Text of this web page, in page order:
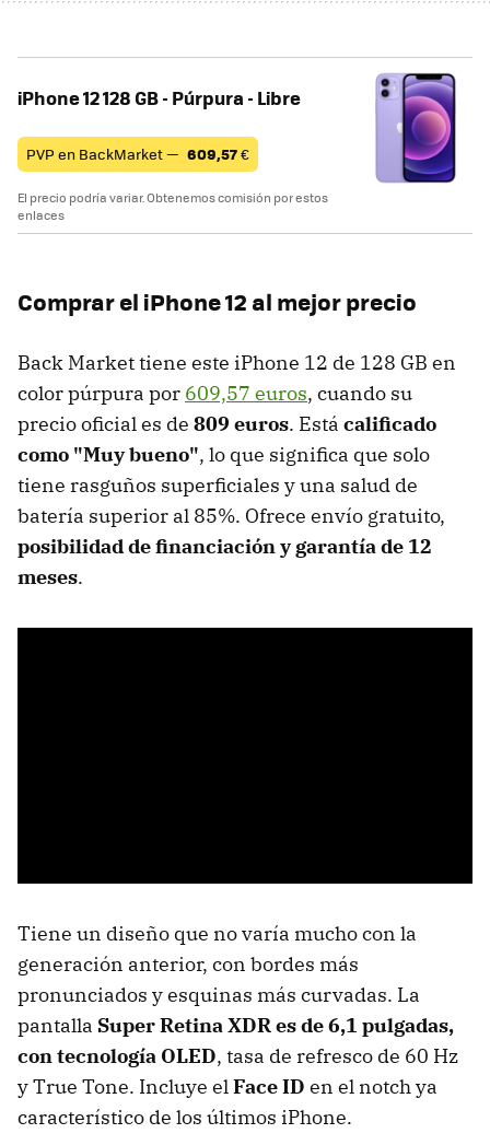
iPhone 12 128 GB - Púrpura - Libre
PVP en BackMarket — 609,57€
El precio podría variar. Obtenemos comisión por estos
enlaces
Comprar el iPhone 12 al mejor precio
Back Market tiene este iPhone 12 de 128 GB en
color púrpura por 609,57 euros, cuando su
precio oficial es de 809 euros. Está calificado
como "Muy bueno", lo que significa que solo
tiene rasguños superficiales y una salud de
batería superior al 85%. Ofrece envío gratuito,
posibilidad de financiación y garantía de 12
meses.
Tiene un diseño que no varía mucho con la
generación anterior, con bordes más
pronunciados y esquinas más curvadas. La
pantalla Super Retina XDR es de 6,1 pulgadas,
con tecnología OLED, tasa de refresco de 60 Hz
y True Tone. Incluye elFace ID en el notch ya
característico de los últimos iPhone.